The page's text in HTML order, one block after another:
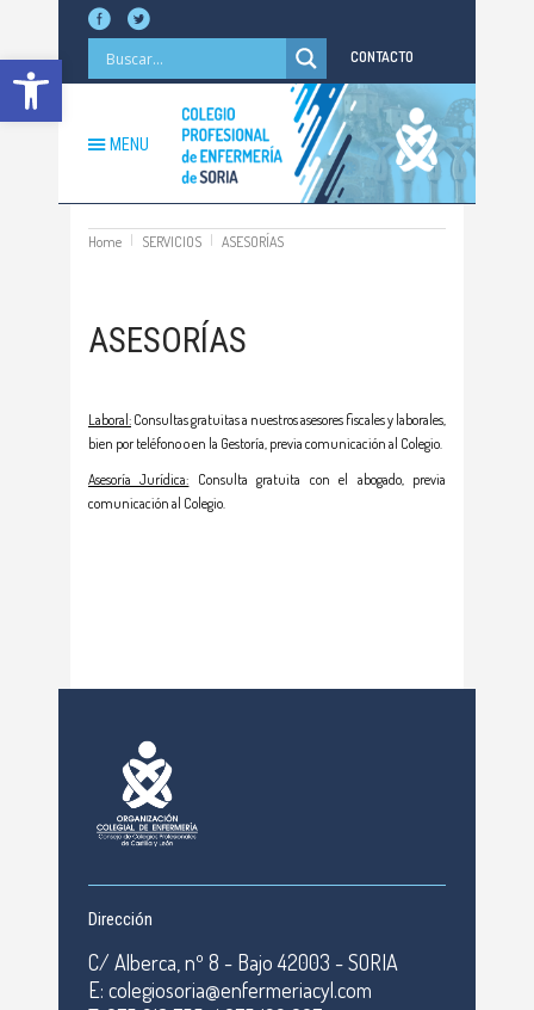
Abrir barra de herramientas CONTACTO
MENU
Home SERVICIOS ASESORÍAS
ASESORÍAS
Laboral: Consultas gratuitas a nuestros asesores fiscales y laborales,
bien por teléfono o en la Gestoría, previa comunicación al Colegio.
Asesoría Jurídica: Consulta gratuita con el abogado, previa
comunicación al Colegio.
Dirección
C/ Alberca, nº 8 - Bajo 42003 - SORIA
E: colegiosoria@enfermeriacyl.com